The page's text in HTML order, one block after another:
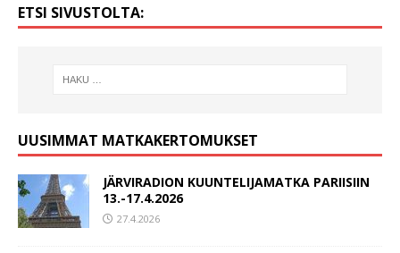
ETSI SIVUSTOLTA:
UUSIMMAT MATKAKERTOMUKSET
JÄRVIRADION KUUNTELIJAMATKA PARIISIIN
13.-17.4.2026
27.4.2026